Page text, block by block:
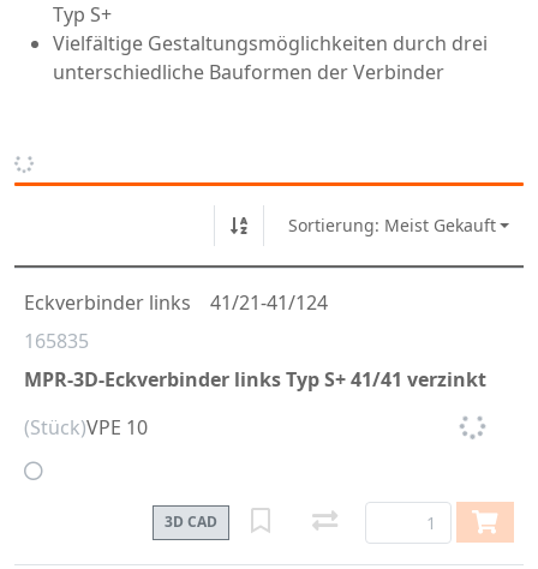
Typ S+
Vielfältige Gestaltungsmöglichkeiten durch drei
unterschiedliche Bauformen der Verbinder
Sortierung: Meist Gekauft
165835
MPR-3D-Eckverbinder links Typ S+ 41/41 verzinkt
Eckverbinder links 41/21-41/124
(Stück)VPE 10
3D CAD